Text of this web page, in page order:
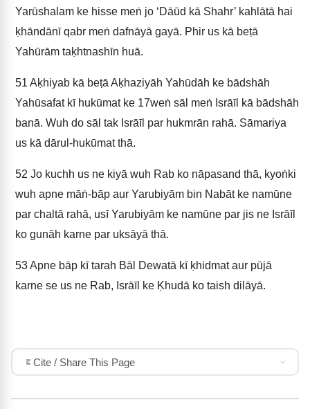
Yarūshalam ke hisse meṅ jo ‘Dāūd kā Shahr’ kahlātā hai
ḳhāndānī qabr meṅ dafnāyā gayā. Phir us kā beṭā
Yahūrām taḳhtnashīn huā.
51 Aḳhiyab kā beṭā Aḳhaziyāh Yahūdāh ke bādshāh
Yahūsafat kī hukūmat ke 17weṅ sāl meṅ Isrāīl kā bādshāh
banā. Wuh do sāl tak Isrāīl par hukmrān rahā. Sāmariya
us kā dārul-hukūmat thā.
52 Jo kuchh us ne kiyā wuh Rab ko nāpasand thā, kyoṅki
wuh apne māṅ-bāp aur Yarubiyām bin Nabāt ke namūne
par chaltā rahā, usī Yarubiyām ke namūne par jis ne Isrāīl
ko gunāh karne par uksāyā thā.
53Apne bāp kī tarah Bāl Dewatā kī ḳhidmat aur pūjā
karne se us ne Rab, Isrāīl ke Ḳhudā ko taish dilāyā.
Cite / Share This Page